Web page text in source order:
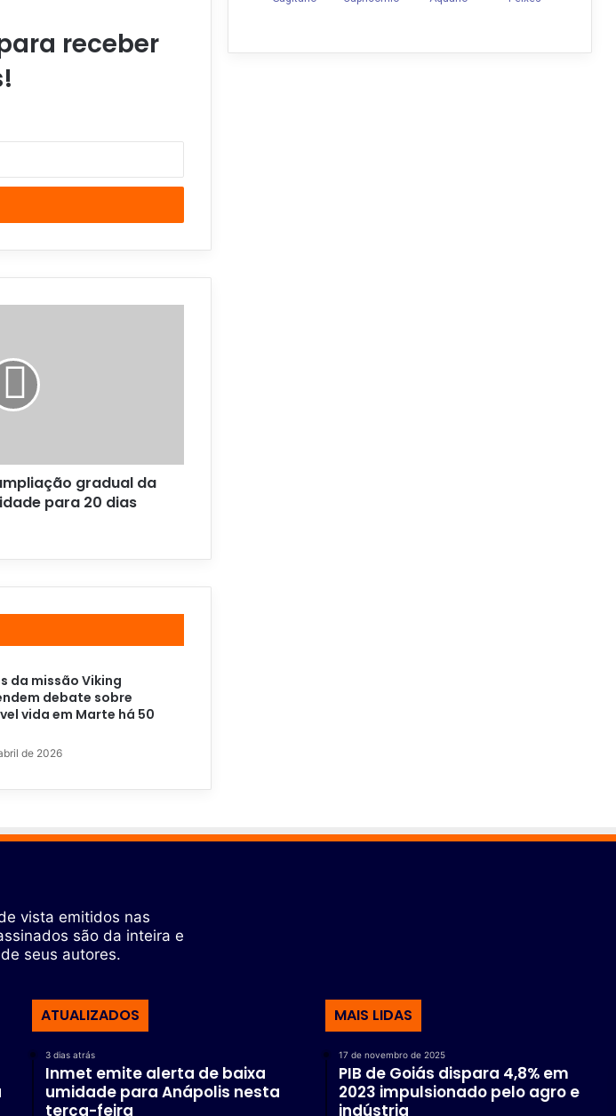
receber
gradual da
para 20 dias
da missão Viking
debate sobre
vida em Marte há 50
de 2026
vista emitidos nas
são da inteira e
seus autores.
ATUALIZADOS
3 dias atrás
Inmet emite alerta de baixa
umidade para Anápolis nesta
terça-feira
MAIS LIDAS
17 de novembro de 2025
PIB de Goiás dispara 4,8% em
2023 impulsionado pelo agro e
indústria